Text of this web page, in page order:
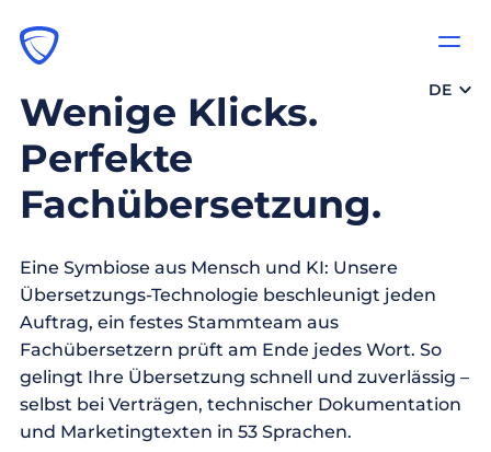
DE
Wenige Klicks.
Perfekte
Fachübersetzung.
Eine Symbiose aus Mensch und KI: Unsere
Übersetzungs-Technologie beschleunigt jeden
Auftrag, ein festes Stammteam aus
Fachübersetzern prüft am Ende jedes Wort. So
gelingt Ihre Übersetzung schnell und zuverlässig –
selbst bei Verträgen, technischer Dokumentation
und Marketingtexten in 53 Sprachen.